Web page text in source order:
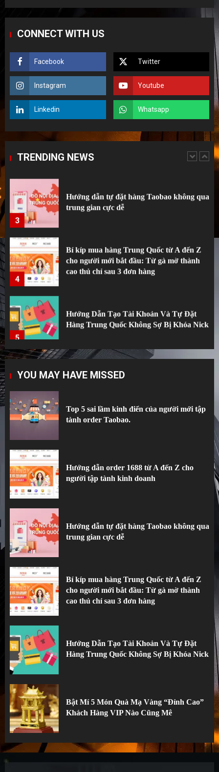
CONNECT WITH US
Facebook Twitter
Instagram Youtube
Linkedin Whatsapp
TRENDING NEWS
5
1
Top 5 sai lầm kinh điển của người mới tập
tành order Taobao.
2
Hướng dẫn order 1688 từ A đến Z cho
người tập tành kinh doanh
3
Hướng dẫn tự đặt hàng Taobao không qua
trung gian cực dễ
4
cho người mới bắt đầu: Từ gà mờ thành
cao thủ chỉ sau 3 đơn hàng
5
Hướng Dẫn Tạo Tài Khoản Và Tự Đặt
Hàng Trung Quốc Không Sợ Bị Khóa Nick
1
tành order Taobao.
2
3
Hướng dẫn tự đặt hàng Taobao không qua
YOU MAY HAVE MISSED
Top 5 sai lầm kinh điển của người mới tập
tành order Taobao.
Hướng dẫn order 1688 từ A đến Z cho
người tập tành kinh doanh
Hướng dẫn tự đặt hàng Taobao không qua
trung gian cực dễ
Bí kíp mua hàng Trung Quốc từ A đến Z
cho người mới bắt đầu: Từ gà mờ thành
cao thủ chỉ sau 3 đơn hàng
Hướng Dẫn Tạo Tài Khoản Và Tự Đặt
Hàng Trung Quốc Không Sợ Bị Khóa Nick
Bật Mí 5 Món Quà Mạ Vàng “Đỉnh Cao”
Khách Hàng VIP Nào Cũng Mê